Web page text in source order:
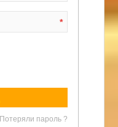
*
Потеряли пароль ?